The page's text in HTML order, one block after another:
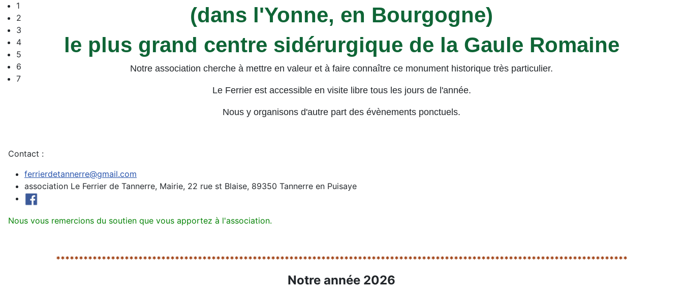
1
2
3
4
5
6
7
(dans l'Yonne, en Bourgogne)
le plus grand centre sidérurgique de la Gaule Romaine
Notre association cherche à mettre en valeur et à faire connaître ce monument historique très particulier.
Le Ferrier est accessible en visite libre tous les jours de l'année.
Nous y organisons d'autre part des évènements ponctuels.
Contact :
ferrierdetannerre@gmail.com
association Le Ferrier de Tannerre, Mairie, 22 rue st Blaise, 89350 Tannerre en Puisaye
Nous vous remercions du soutien que vous apportez à l'association.
*****************************************************************************************************************************
Notre année 2026